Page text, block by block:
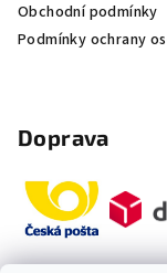
Obchodní podmínky
Podmínky ochrany
Doprava